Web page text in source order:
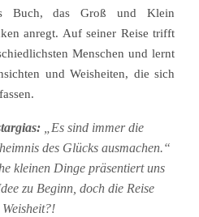
Buch, das Groß und Klein
anregt. Auf seiner Reise trifft
Menschen und lernt
und Weisheiten, die sich
„Es sind immer die
des Glücks ausmachen.“
kleinen Dinge präsentiert uns
zu Beginn, doch die Reise